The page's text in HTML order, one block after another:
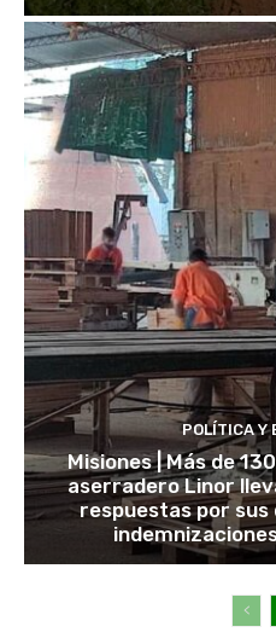
POLÍTICA Y
Misiones | Más de
aserradero Linor
respuestas por sus